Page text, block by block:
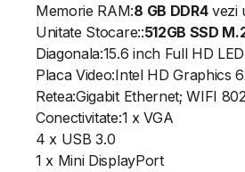
Memorie RAM:8 GB DDR4vezi
Unitate Stocare::512GB SSD
Diagonala:15.6 inch Full HD
Placa Video:Intel HD Graphics
Retea:Gigabit Ethernet; WIFI
Conectivitate:1 x VGA
4 x USB 3.0
1 x Mini DisplayPort